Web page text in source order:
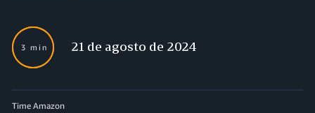
3 min 21 de agosto de 2024
Time Amazon